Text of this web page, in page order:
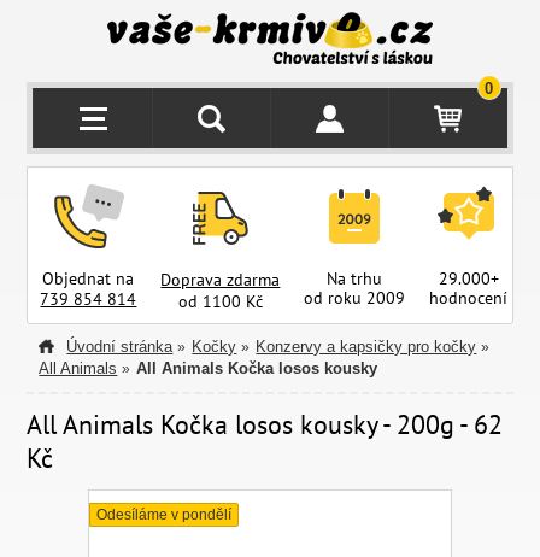
0
Objednat na
739 854 814
Doprava zdarma
od 1100 Kč
Na trhu
od roku 2009
29.000+
hodnocení
Úvodní stránka » Kočky » Konzervy a kapsičky pro kočky »
All Animals » All Animals Kočka losos kousky
All Animals Kočka losos kousky - 200g - 62
Kč
Odesíláme v pondělí